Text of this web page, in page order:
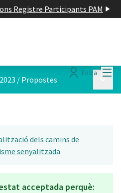
Registre Participants PAM
Entra
/ Propostes
dels camins de
senyalitzada
acceptada perquè: